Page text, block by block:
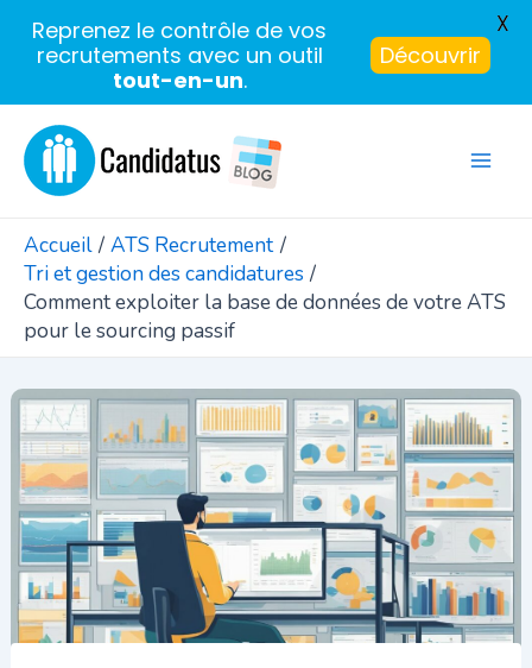
Aller
contenu
Accueil
ATS Recrutement
Tri et gestion des candidatures
Comment exploiter la base de données de votre ATS
pour le sourcing passif
Reprenez le contrôle de vos
recrutements avec un outil
tout-en-un.
Découvrir
X